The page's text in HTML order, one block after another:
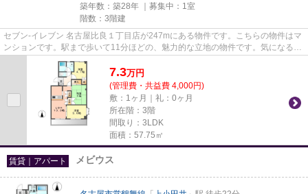
築年数：築28年 ｜募集中： 1室
階数：3階建
セブン‐イレブン 名古屋比良１丁目店が247mにある物件です。こちらの物件はマ
ンションです。駅まで歩いて11分ほどの、魅力的な立地の物件です。気になるイ
チオシ物件情報：「マロンス...
7.3万円
(管理費・共益費 4,000円)
敷：1ヶ月｜礼：0ヶ月
所在階：3階
間取り：3LDK
面積：57.75㎡
賃貸｜アパート メビウス